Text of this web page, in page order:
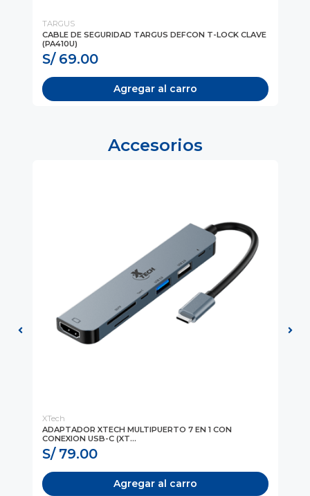
TARGUS
CABLE DE SEGURIDAD TARGUS DEFCON T-LOCK CLAVE
(PA410U)
S/ 69.00
Agregar al carro
Accesorios
XTech
ADAPTADOR XTECH MULTIPUERTO 7 EN 1 CON
CONEXION USB-C (XT...
S/ 79.00
Agregar al carro